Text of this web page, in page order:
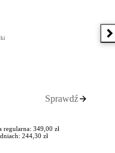
Sprawdź
regularna: 349,00 zł
244,30 zł